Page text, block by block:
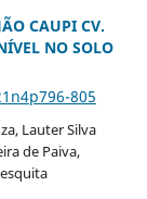
CAUPI CV.
NO SOLO
805
Lauter Silva
de Paiva,